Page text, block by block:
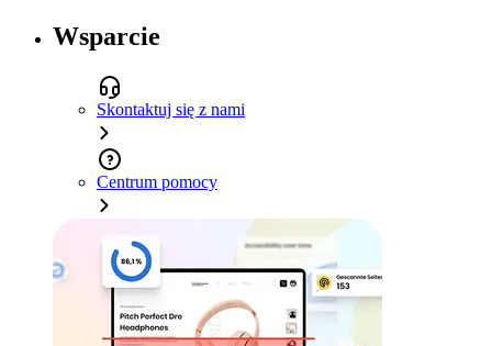
Wsparcie
Skontaktuj się z nami
Centrum pomocy